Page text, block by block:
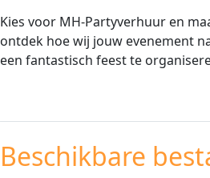
Kies voor MH-Partyverhuur en
ontdek hoe wij jouw evenement
een fantastisch feest te
Beschikbare